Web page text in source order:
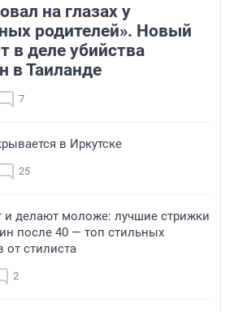
на глазах у
родителей». Новый
в деле убийства
в Таиланде
7
в Иркутске
25
делают моложе: лучшие стрижки
после 40 — топ стильных
от стилиста
2